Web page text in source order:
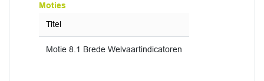
Moties
Titel
Motie 8.1 Brede Welvaartindicatoren